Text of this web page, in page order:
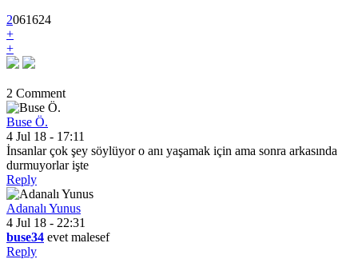
2061624
+
+
2 Comment
Buse Ö.
4 Jul 18 - 17:11
İnsanlar çok şey söylüyor o anı yaşamak için ama sonra arkasında
durmuyorlar işte
Reply
Adanalı Yunus
4 Jul 18 - 22:31
buse34 evet malesef
Reply